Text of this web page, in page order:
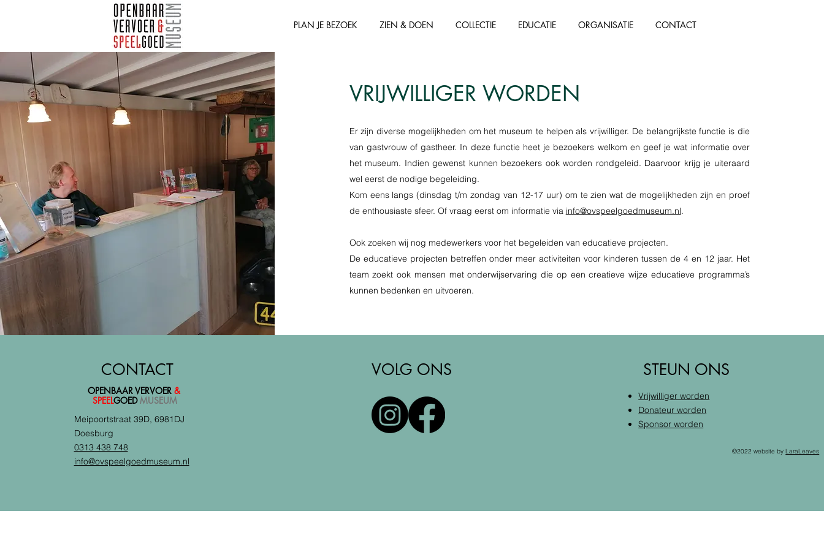
PLAN JE BEZOEK ZIEN & DOEN COLLECTIE EDUCATIE ORGANISATIE CONTACT
VRIJWILLIGER WORDEN
Er zijn diverse mogelijkheden om het museum te helpen als vrijwilliger. De belangrijkste functie is die
van gastvrouw of gastheer. In deze functie heet je bezoekers welkom en geef je wat informatie over
het museum. Indien gewenst kunnen bezoekers ook worden rondgeleid. Daarvoor krijg je uiteraard
wel eerst de nodige begeleiding.
Kom eens langs (dinsdag t/m zondag van 12-17 uur) om te zien wat de mogelijkheden zijn en proef
de enthousiaste sfeer. Of vraag eerst om informatie via info@ovspeelgoedmuseum.nl.
Ook zoeken wij nog medewerkers voor het begeleiden van educatieve projecten.
De educatieve projecten betreffen onder meer activiteiten voor kinderen tussen de 4 en 12 jaar. Het
team zoekt ook mensen met onderwijservaring die op een creatieve wijze educatieve programma’s
kunnen bedenken en uitvoeren.
CONTACT
OPENBAAR VERVOER &
SPEELGOEDMUSEUM
Meipoortstraat 39D, 6981DJ
Doesburg
0313 438 748
info@ovspeelgoedmuseum.nl
VOLG ONS STEUN ONS
Vrijwilliger worden
Donateur worden
Sponsor worden
©2022 website byLaraLeaves